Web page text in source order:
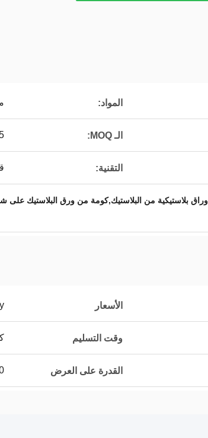
المواد:
الـ MOQ: 5
التقنية:
الأسعار
وقت التسليم
القدرة على العرض